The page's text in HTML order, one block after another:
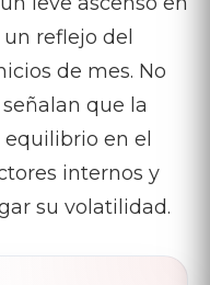
reflejo del
de mes. No
que la
en el
internos y
su volatilidad.